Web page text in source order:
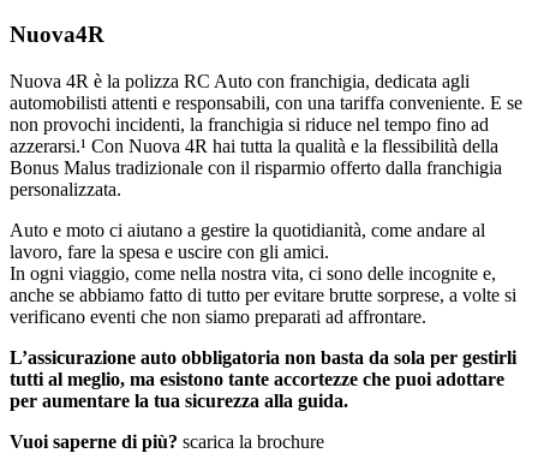
Nuova4R
Nuova 4R è la polizza RC Auto con franchigia, dedicata agli
automobilisti attenti e responsabili, con una tariffa conveniente. E se
non provochi incidenti, la franchigia si riduce nel tempo fino ad
azzerarsi.¹ Con Nuova 4R hai tutta la qualità e la flessibilità della
Bonus Malus tradizionale con il risparmio offerto dalla franchigia
personalizzata.
Auto e moto ci aiutano a gestire la quotidianità, come andare al
lavoro, fare la spesa e uscire con gli amici.
In ogni viaggio, come nella nostra vita, ci sono delle incognite e,
anche se abbiamo fatto di tutto per evitare brutte sorprese, a volte si
verificano eventi che non siamo preparati ad affrontare.
L’assicurazione auto obbligatoria non basta da sola per gestirli
tutti al meglio, ma esistono tante accortezze che puoi adottare
per aumentare la tua sicurezza alla guida.
Vuoi saperne di più? scarica la brochure